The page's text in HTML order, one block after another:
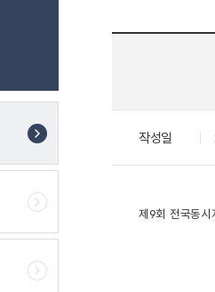
작성일
제9회 전국동시